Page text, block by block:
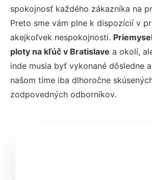
spokojnosť každého zákazníka na
Preto sme vám plne k dispozícií v
akejkoľvek nespokojnosti.
ploty na kľúč v Bratislave a okolí,
inde musia byť vykonané dôsledne
našom tíme iba dlhoročne
zodpovedných odborníkov.